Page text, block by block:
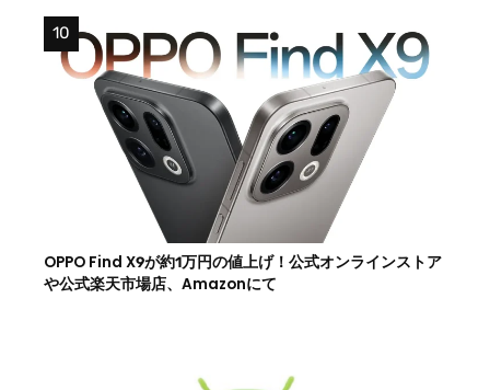
OPPO Find X9が約1万円の値上げ！公式オンラインストア
や公式楽天市場店、Amazonにて